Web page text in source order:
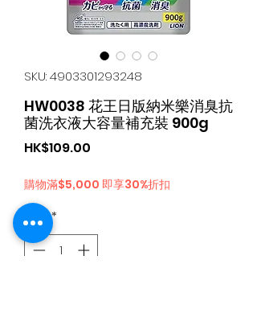
SKU: 4903301293248
HW0038 花王日版納米樂消臭抗
菌洗衣液大容量補充裝 900g
HK$109.00
購物滿$5,000 即享30%折扣
수량 *